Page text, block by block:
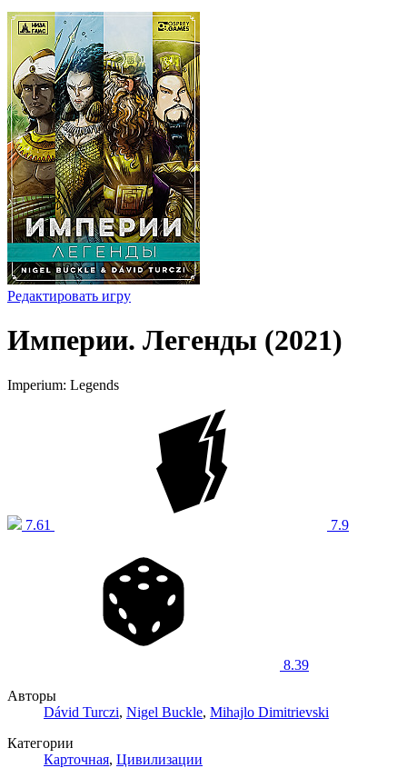
Редактировать игру
Империи. Легенды (2021)
Imperium: Legends
7.61 7.9
8.39
Авторы
Dávid Turczi, Nigel Buckle, Mihajlo Dimitrievski
Категории
Карточная, Цивилизации